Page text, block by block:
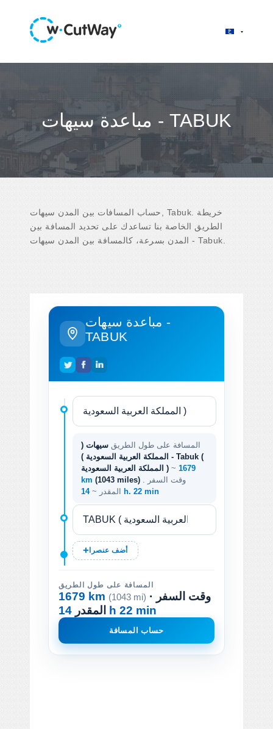
مباعدة سيهات - TABUK
حساب المسافات بين المدن سيهات, Tabuk. خريطة
الطريق الخاصة بنا تساعدك على تحديد المسافة بين
المدن بسرعة، كالمسافة بين المدن سيهات - Tabuk.
مباعدة سيهات -
TABUK
المسافة على طول الطريق سيهات (
المملكة العربية السعودية ) - Tabuk (
المملكة العربية السعودية ) ~ 1679
km (1043 miles)
المقدر ~ 14 h. 22 min
أضف عنصرا
المسافة على طول الطريق
1679 km (1043 mi) · وقت السفر
المقدر 14 h 22 min
حساب المسافة